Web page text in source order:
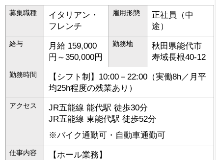
募集職種
イタリアン・
フレンチ
雇用形態
正社員（中
途）
給与
月給 159,000
円～350,000円
勤務地 秋田県能代市
寿域長根40-12
勤務時間
【シフト制】10:00－22:00（実働8h／月平
均25h程度の残業あり）
アクセス
JR五能線 能代駅 徒歩30分
JR五能線 東能代駅 徒歩52分
※バイク通勤可・自動車通勤可
仕事内容
【ホール業務】